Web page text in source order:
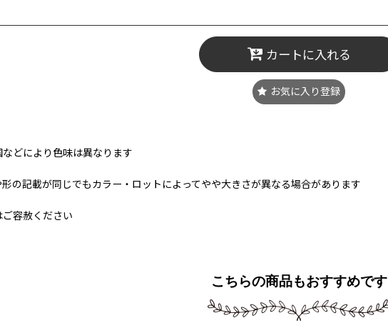
カートに入れる
お気に入り登録
どにより色味は異なります
の記載が同じでもカラー・ロットによってやや大きさが異なる場合があります
容赦ください
こちらの商品もおすすめです